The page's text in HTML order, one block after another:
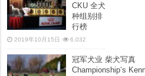
CKU 全犬
种组别排
行榜
2019年10月15日 6,032
冠军犬业 柴犬写真
Championship’s